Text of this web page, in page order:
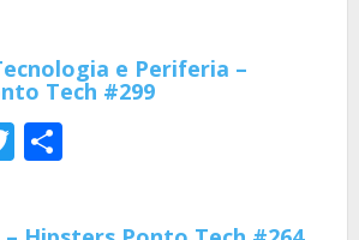
e Periferia –
Tech #299
Twitter